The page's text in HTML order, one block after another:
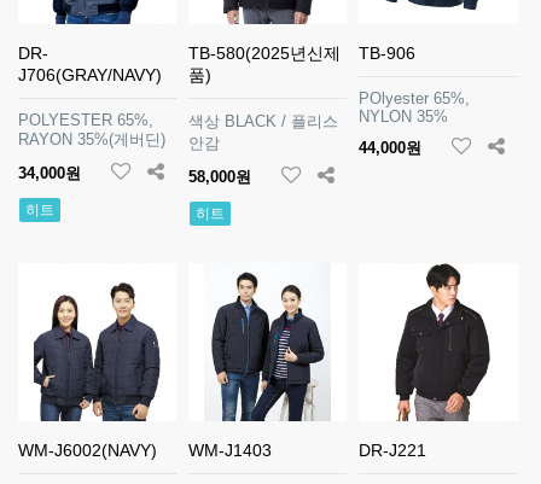
DR-
J706(GRAY/NAVY)
POLYESTER 65%,
RAYON 35%(게버딘)
34,000원
히트
TB-580(2025년신제
품)
색상 BLACK / 플리스
안감
58,000원
히트
TB-906
POlyester 65%,
NYLON 35%
44,000원
WM-J6002(NAVY) WM-J1403 DR-J221